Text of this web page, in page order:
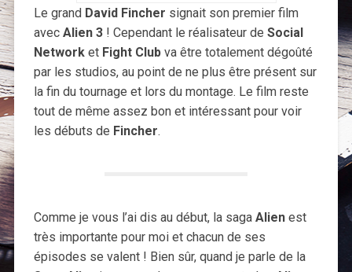
Le grand David Fincher signait son premier film
avec Alien 3! Cependant le réalisateur de Social
Networket Fight Clubva être totalement dégoûté
par les studios, au point de ne plus être présent sur
la fin du tournage et lors du montage. Le film reste
tout de même assez bon et intéressant pour voir
les débuts de Fincher.
Comme je vous l’ai dis au début, la saga Alienest
très importante pour moi et chacun de ses
épisodes se valent ! Bien sûr, quand je parle de la